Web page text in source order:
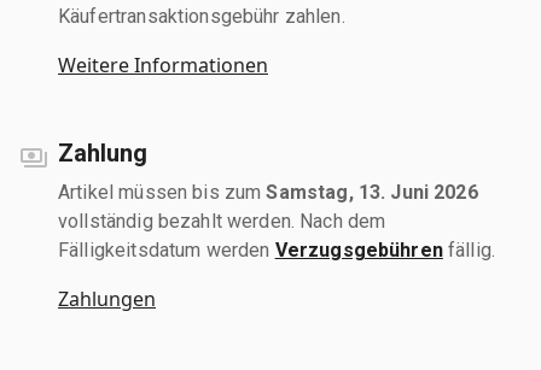
Käufertransaktionsgebühr zahlen.
Weitere Informationen
Zahlung
Artikel müssen bis zumSamstag, 13. Juni 2026
vollständig bezahlt werden. Nach dem
Fälligkeitsdatum werden Verzugsgebührenfällig.
Zahlungen